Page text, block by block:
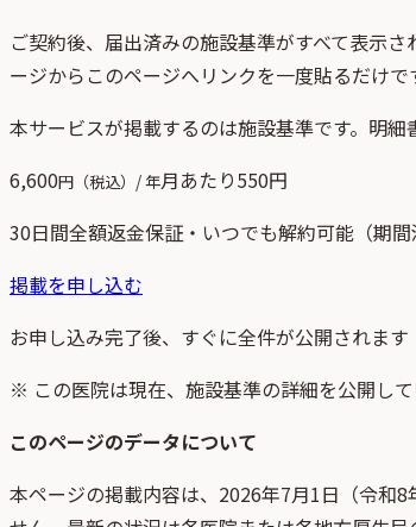
ご契約後、 届出済みの施設基準がすべて表示さ
ージからこのページへリンクを一度貼るだけで
本サービスが掲載するのは施設基準です。明
6,600円（税込）/ 年月あたり550円
30日間全額返金保証・いつでも解約可能（期間
掲載を申し込む
お申し込み完了後、すぐに全件が公開されます
※ この医院は現在、施設基準の詳細を公開して
このページのデータについて
本ページの掲載内容は、 2026年7月1日 （令和8